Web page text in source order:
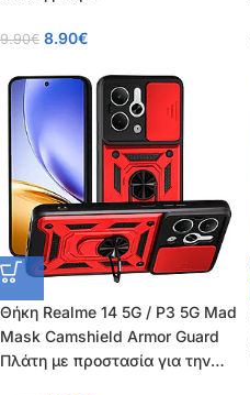
9.90€ 8.90€
Θήκη Realme 14 5G / P3 5G Mad
Mask Camshield Armor Guard
Πλάτη με προστασία για την